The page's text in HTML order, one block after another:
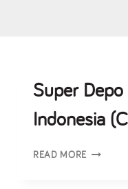
Super
Indonesia
READ MORE